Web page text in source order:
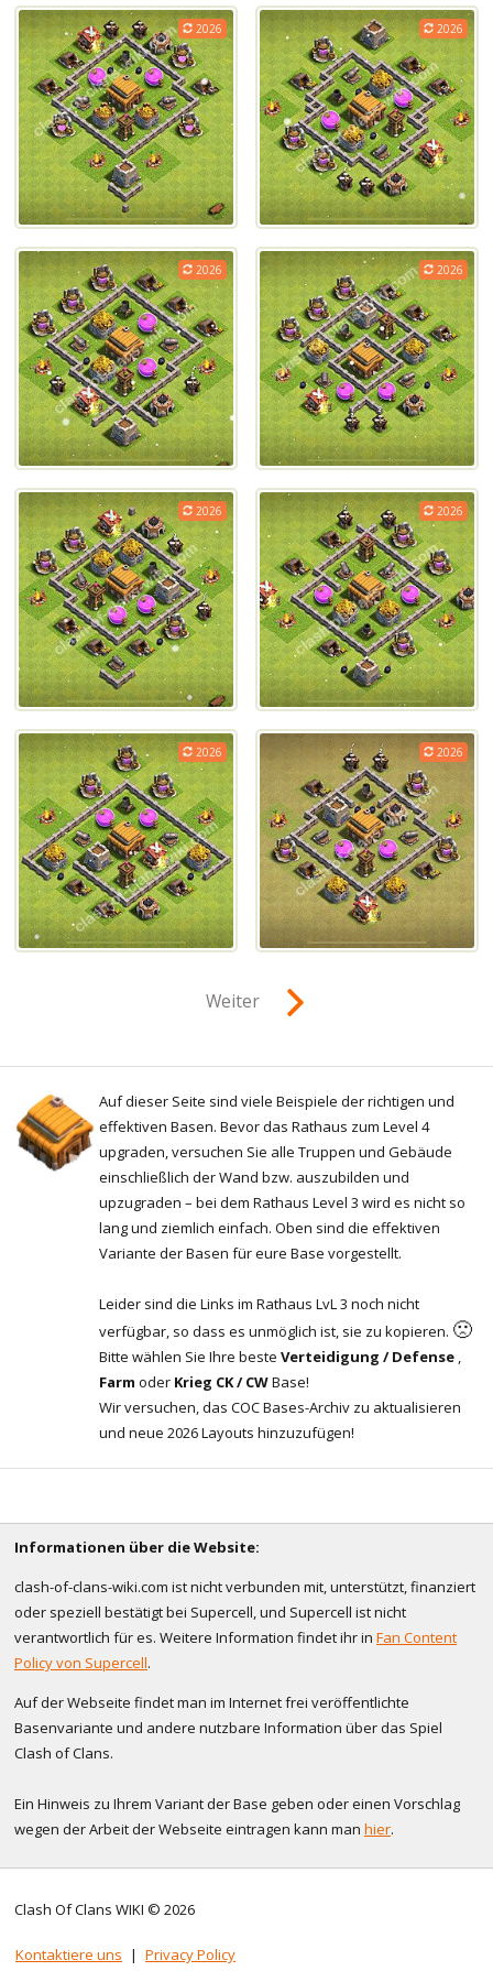
2026 2026
2026 2026
2026 2026
2026 2026
Weiter
Auf dieser Seite sind viele Beispiele der richtigen und
effektiven Basen. Bevor das Rathaus zum Level 4
upgraden, versuchen Sie alle Truppen und Gebäude
einschließlich der Wand bzw. auszubilden und
upzugraden – bei dem Rathaus Level 3 wird es nicht so
lang und ziemlich einfach. Oben sind die effektiven
Variante der Basen für eure Base vorgestellt.
Leider sind die Links im Rathaus LvL 3 noch nicht
verfügbar, so dass es unmöglich ist, sie zu kopieren. 🙁
Bitte wählen Sie Ihre beste Verteidigung / Defense
Farm oder Krieg CK / CWBase!
Wir versuchen, das COC Bases-Archiv zu aktualisieren
und neue 2026 Layouts hinzuzufügen!
Informationen über die Website:
clash-of-clans-wiki.com ist nicht verbunden mit, unterstützt, finanziert
oder speziell bestätigt bei Supercell, und Supercell ist nicht
verantwortlich für es. Weitere Information findet ihr in Fan Content
Policy von Supercell.
Auf der Webseite findet man im Internet frei veröffentlichte
Basenvariante und andere nutzbare Information über das Spiel
Clash of Clans.
Ein Hinweis zu Ihrem Variant der Base geben oder einen Vorschlag
wegen der Arbeit der Webseite eintragen kann man hier.
Clash Of Clans WIKI © 2026
Kontaktiere uns | Privacy Policy